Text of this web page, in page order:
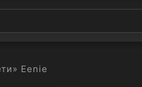
» Eenie